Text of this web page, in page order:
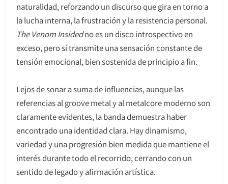
naturalidad, reforzando un discurso que gira en torno a
la lucha interna, la frustración y la resistencia personal.
The Venom Insidedno es un disco introspectivo en
exceso, pero sí transmite una sensación constante de
tensión emocional, bien sostenida de principio a fin.
Lejos de sonar a suma de influencias, aunque las
referencias al groove metal y al metalcore moderno son
claramente evidentes, la banda demuestra haber
encontrado una identidad clara. Hay dinamismo,
variedad y una progresión bien medida que mantiene el
interés durante todo el recorrido, cerrando con un
sentido de legado y afirmación artística.